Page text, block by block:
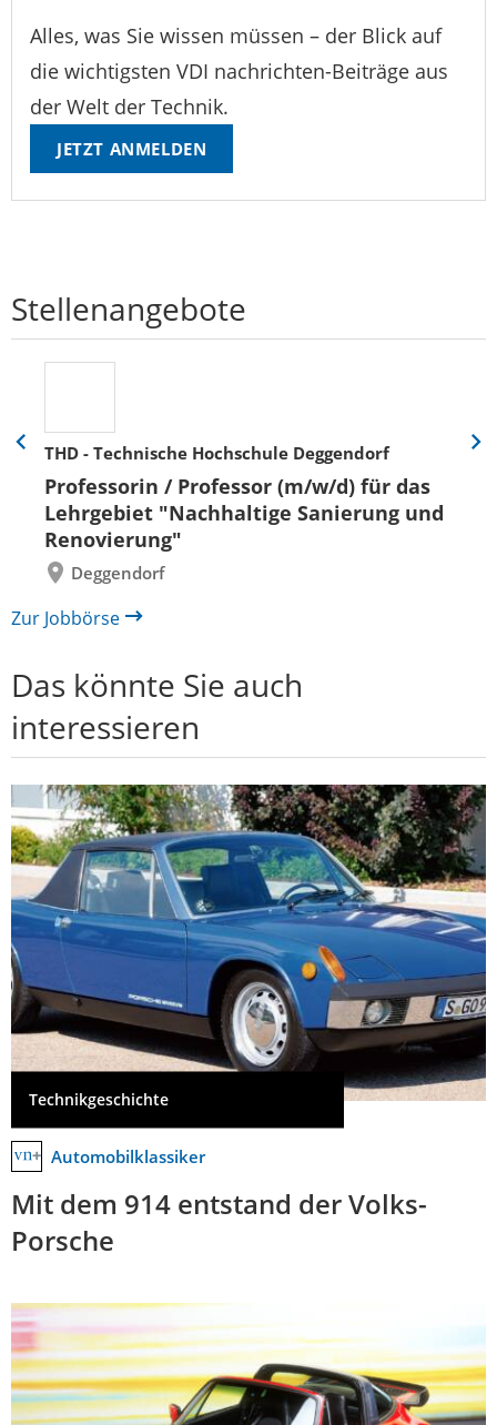
Alles, was Sie wissen müssen – der Blick auf
die wichtigsten VDI nachrichten-Beiträge aus
der Welt der Technik.
JETZT ANMELDEN
Stellenangebote
THD - Technische Hochschule Deggendorf
Professorin / Professor (m/w/d) für das
Lehrgebiet "Nachhaltige Sanierung und
Renovierung"
Deggendorf
Eine
zurück
Eine
Zur Jobbörse
Das könnte Sie auch
interessieren
Technikgeschichte
Automobilklassiker
Mit dem 914 entstand der Volks-
Porsche